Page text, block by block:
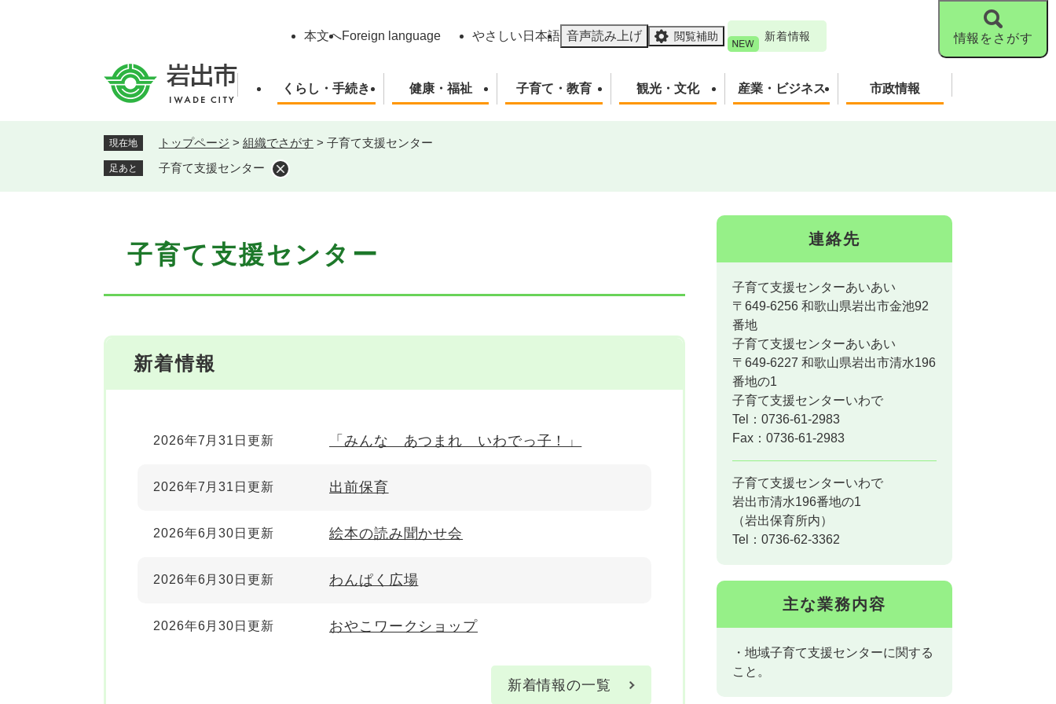
本文へForeign language やさしい日本語 音声読み上げ 閲覧補助 新着情報
くらし・手続き 健康・福祉 子育て・教育 観光・文化 産業・ビジネス 市政情報
情報をさがす
現在地 トップページ > 組織でさがす > 子育て支援センター
足あと 子育て支援センター
子育て支援センター
新着情報
2026年7月31日更新 「みんな あつまれ いわでっ子！」
2026年7月31日更新 出前保育
2026年6月30日更新 絵本の読み聞かせ会
2026年6月30日更新 わんぱく広場
2026年6月30日更新 おやこワークショップ
新着情報の一覧
連絡先
子育て支援センターあいあい
〒649-6256 和歌山県岩出市金池92
番地
子育て支援センターあいあい
〒649-6227 和歌山県岩出市清水196
番地の1
子育て支援センターいわで
Tel：0736-61-2983
Fax：0736-61-2983
子育て支援センターいわで
岩出市清水196番地の1
（岩出保育所内）
Tel：0736-62-3362
主な業務内容
・地域子育て支援センターに関する
こと。